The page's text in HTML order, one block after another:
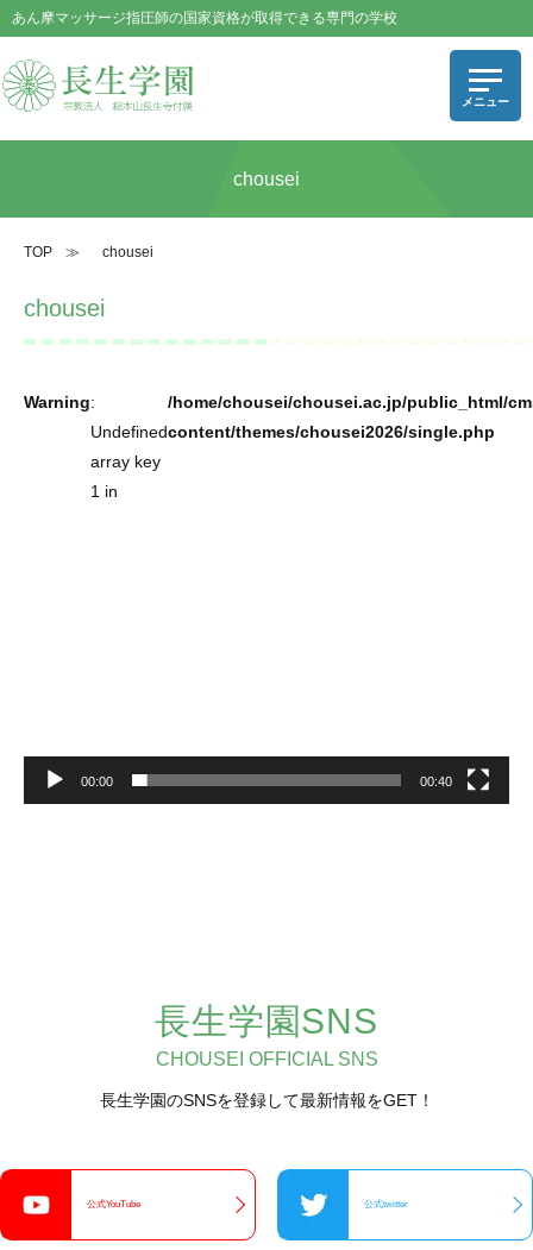
あん摩マッサージ指圧師の国家資格が取得できる専門の学校
chousei
TOP ≫ chousei
chousei
Warning:
Undefined
array key
1 in
/home/chousei/chousei.ac.jp/public_html/
content/themes/chousei2026/single.php
00:00 00:40
長生学園SNS
CHOUSEI OFFICIAL SNS
長生学園のSNSを登録して最新情報をGET！
公式YouTube 公式twitter